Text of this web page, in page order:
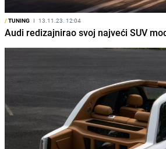
/TUNING I 13.11.23. 12:04
Audi redizajnirao svoj najveći SUV